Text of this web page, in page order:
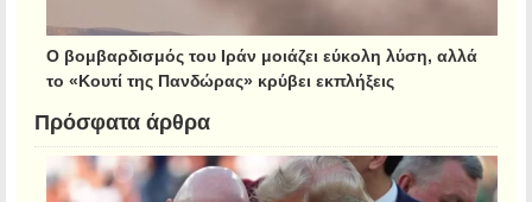
Ο βομβαρδισμός του Ιράν μοιάζει εύκολη λύση, αλλά
το «Κουτί της Πανδώρας» κρύβει εκπλήξεις
Πρόσφατα άρθρα